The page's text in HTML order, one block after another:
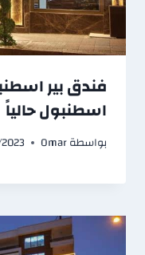
فندق بير
اسطنبول حالياً
بواسطةOmar